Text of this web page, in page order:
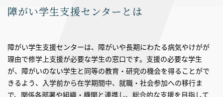
障がい学生支援センターとは
障がい学生支援センターは、障がいや長期にわたる病気やけがが
理由で修学上支援が必要な学生の窓口です。支援の必要な学生
が、障がいのない学生と同等の教育・研究の機会を得ることがで
きるよう、入学前から在学期間中、就職・社会参加への移行ま
で、関係各部署や組織・機関と連携し、総合的な支援を目指して